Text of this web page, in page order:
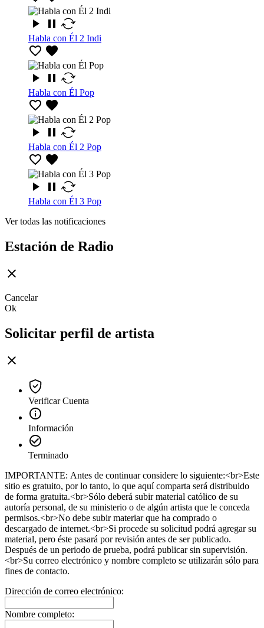
Habla con Él 2 Indi
Habla con Él Pop
Habla con Él 2 Pop
Habla con Él 3 Pop
Ver todas las notificaciones
Estación de Radio
Cancelar
Ok
Solicitar perfil de artista
Verificar Cuenta
Información
Terminado
IMPORTANTE: Antes de continuar considere lo siguiente:<br>Este
sitio es gratuito, por lo tanto, lo que aquí comparta será distribuido
de forma gratuita.<br>Sólo deberá subir material católico de su
autoría personal, de su ministerio o de algún artista que le conceda
permisos.<br>No debe subir materiar que ha comprado o
descargado de internet.<br>Si procede su solicitud podrá agregar su
material, pero éste pasará por revisión antes de ser publicado.
Después de un periodo de prueba, podrá publicar sin supervisión.
<br>Su correo electrónico y nombre completo se utilizarán sólo para
fines de contacto.
Dirección de correo electrónico:
Nombre completo: